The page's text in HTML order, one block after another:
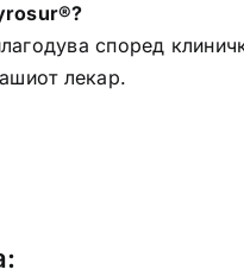
според
лекар.